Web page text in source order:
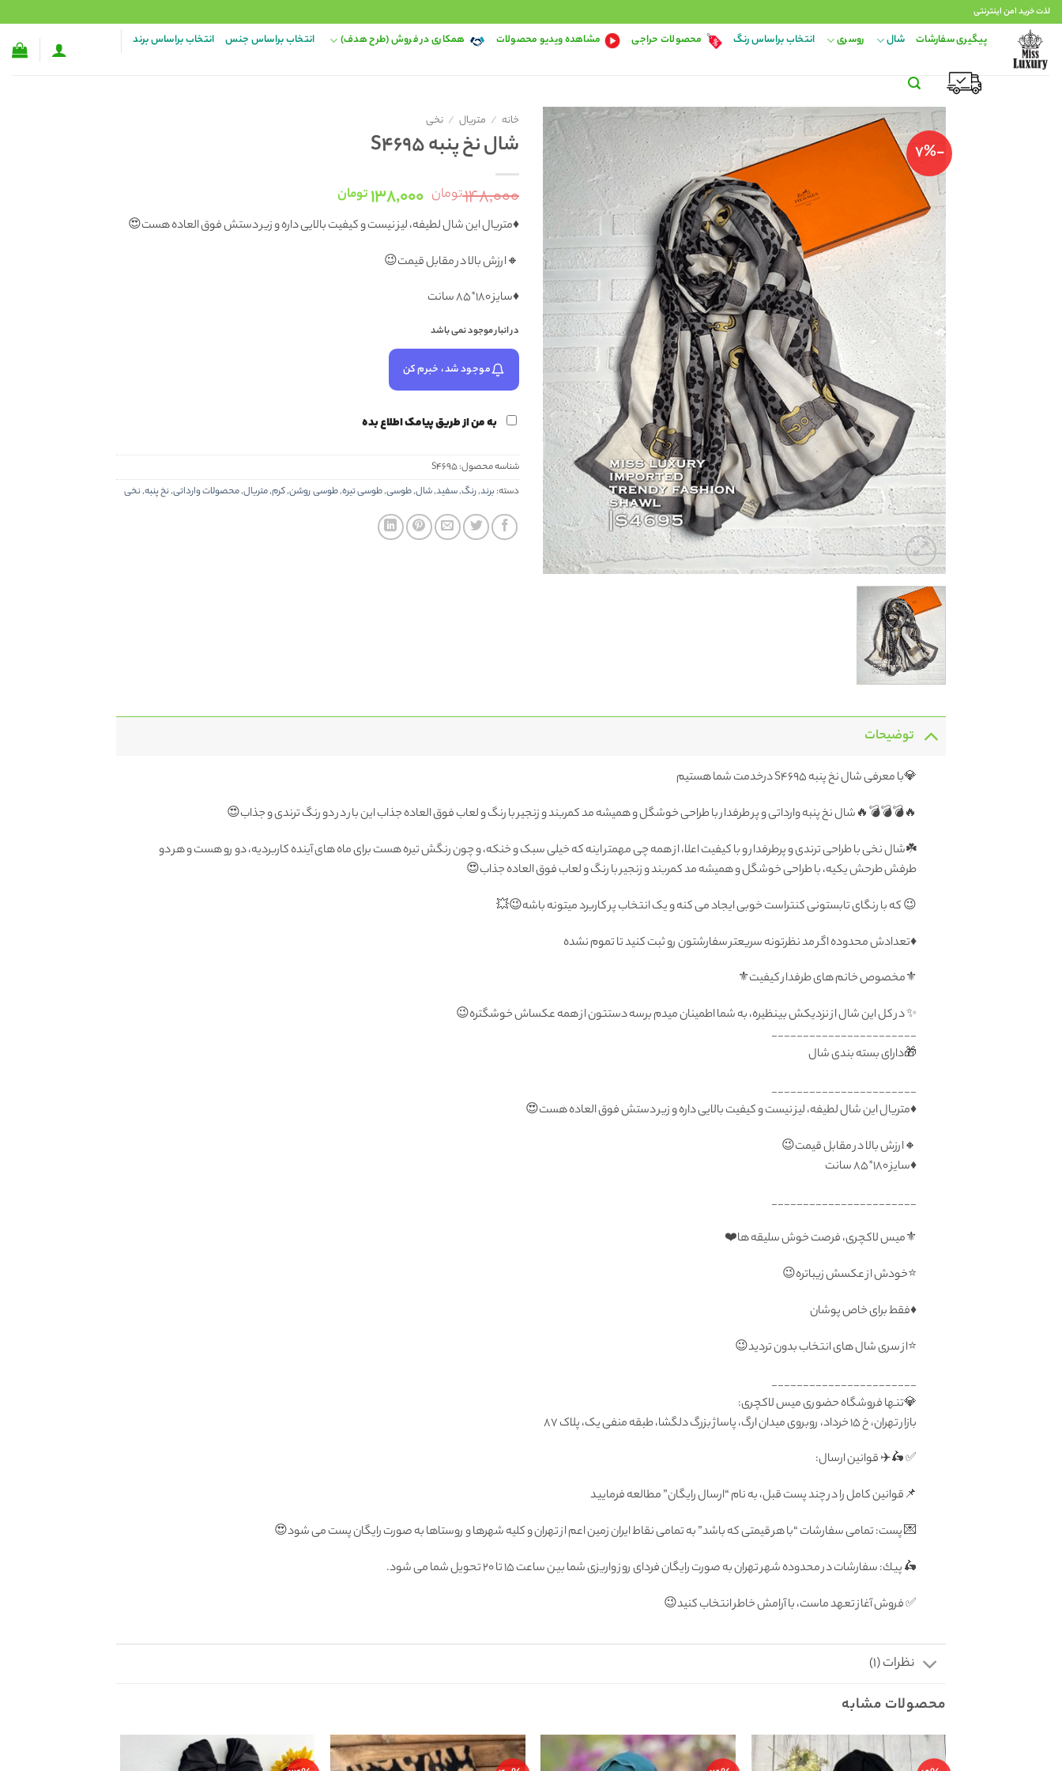
Skip
to
content
لذت خرید امن اینترنتی
پیگیری سفارشات شال روسری انتخاب براساس رنگ محصولات حراجی مشاهده ویدیو محصولات همکاری در فروش (طرح هدف) انتخاب براساس جنس انتخاب براساس برند
-7%
خانه / متریال / نخی
شال نخ پنبه S4695
۱۴۸,۰۰۰تومان قیمت
اصلی:
۱۴۸,۰۰۰ تومان
بود.
۱۳۸,۰۰۰تومانقیمت
فعلی:
۱۳۸,۰۰۰ تومان.
♦️متریال این شال لطیفه، لیز نیست و کیفیت بالایی داره و زیر دستش فوق العاده هست😍
🔸ارزش بالا در مقابل قیمت😉
♦️سايز ۱۸۰*۸۵ سانت
در انبار موجود نمی باشد
موجود شد، خبرم کن
به من از طریق پیامک اطلاع بده
شناسه محصول:S4695
دسته:برند,رنگ,سفید,شال,طوسی,طوسی تیره,طوسی روشن,کرم,متریال,محصولات وارداتی,نخ پنبه,نخی
توضیحات
💎با معرفی شال نخ پنبه S4695 درخدمت شما هستیم
🔥💣💣💣🔥شال نخ پنبه وارداتی و پر طرفدار با طراحی خوشگل و همیشه مد کمربند و زنجیر با رنگ و لعاب فوق العاده جذاب این بار در دو رنگ ترندی و جذاب😍
☘️شال نخی با طراحی ترندی و پرطرفدار و با کیفیت اعلا، از همه چی مهمتر اینه که خیلی سبک و خنکه، و چون رنگش تیره هست برای ماه های آینده کاربردیه، دو رو هست و هر دو
طرفش طرحش یکیه، با طراحی خوشگل و همیشه مد کمربند و زنجیر با رنگ و لعاب فوق العاده جذاب😍
😉 که با رنگای تابستونی کنتراست خوبی ایجاد می کنه و یک انتخاب پر کاربرد میتونه باشه😉💥
♦️تعدادش محدوده اگر مد نظرتونه سریعتر سفارشتون رو ثبت کنید تا تموم نشده
⚜️مخصوص خانم های طرفدار کیفیت⚜️
✨ در کل این شال از نزدیکش بینظیره، به شما اطمینان میدم برسه دستتون از همه عکساش خوشگتره😉
_______________________
🎁دارای بسته بندی شال
_______________________
♦️متریال این شال لطیفه، لیز نیست و کیفیت بالایی داره و زیر دستش فوق العاده هست😍
🔸ارزش بالا در مقابل قیمت😉
♦️سايز ۱۸۰*۸۵ سانت
_______________________
⚜️میس لاکچری، فرصت خوش سلیقه ها❤️
⭐️خودش از عکسش زیباتره😉
♦️فقط برای خاص پوشان
⭐️از سری شال های انتخاب بدون تردید😉
_______________________
💎تنها فروشگاه حضوری میس لاکچری:
بازار تهران، خ ۱۵ خرداد، روبروی میدان ارگ، پاساژ بزرگ دلگشا، طبقه منفی یک، پلاک ۸۷
✅ 🛵✈️ قوانين ارسال:
📌قوانین کامل را در چند پست قبل، به نام “ارسال رایگان” مطالعه فرمایید
💌 پست: تمامى سفارشات “با هر قيمتى كه باشد” به تمامى نقاط ايران زمين اعم از تهران و كليه شهرها و روستاها به صورت رايگان پست می شود😍
🛵 پيك: سفارشات در محدوده شهر تهران به صورت رايگان فرداى روز واريزى شما بين ساعت ۱۵ تا ٢٠ تحويل شما مى شود.
✅ فروش آغاز تعهد ماست، با آرامش خاطر انتخاب كنيد😉
نظرات (1)
محصولات مشابه